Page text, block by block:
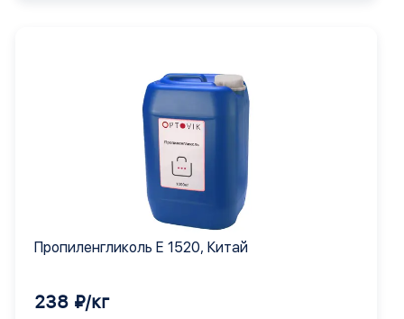
Пропиленгликоль Е 1520, Китай
238 ₽/кг